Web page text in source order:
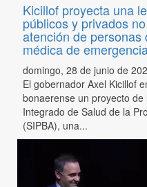
Kicillof proyecta una
públicos y privados
atención de
médica de
domingo, 28 de junio de
El gobernador Axel Kicillof
bonaerense un proyecto
Integrado de Salud de la
(SIPBA), una...